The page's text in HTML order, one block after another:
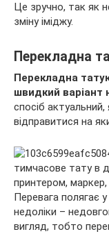
Це зручно, так як
зміну іміджу.
Перекладна
Перекладна
швидкий варіант
спосіб
відправитися на
Перевага полягає
недоліки –
вигляд, тобто